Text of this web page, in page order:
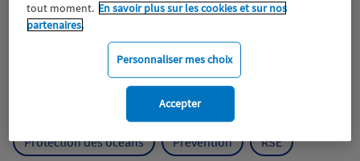
Expérience clients Fondation Macif Jeunesse
Mutualisme
Protection de l'environnement
Protection des océans Prévention RSE
tout moment. En savoir plus sur les cookies et sur nos
partenaires.
Personnaliser mes choix
Accepter